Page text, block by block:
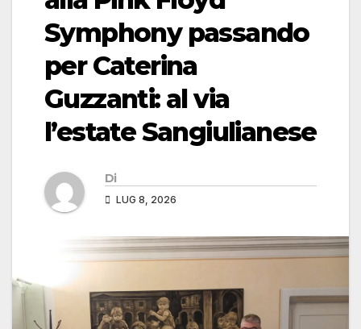
Symphony passando
per Caterina
Guzzanti: al via
l’estate Sangiulianese
Di
LUG 8, 2026